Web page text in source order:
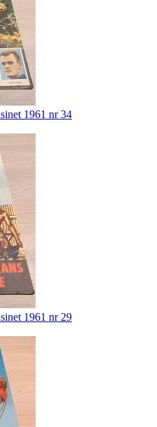
1961 nr 34
1961 nr 29